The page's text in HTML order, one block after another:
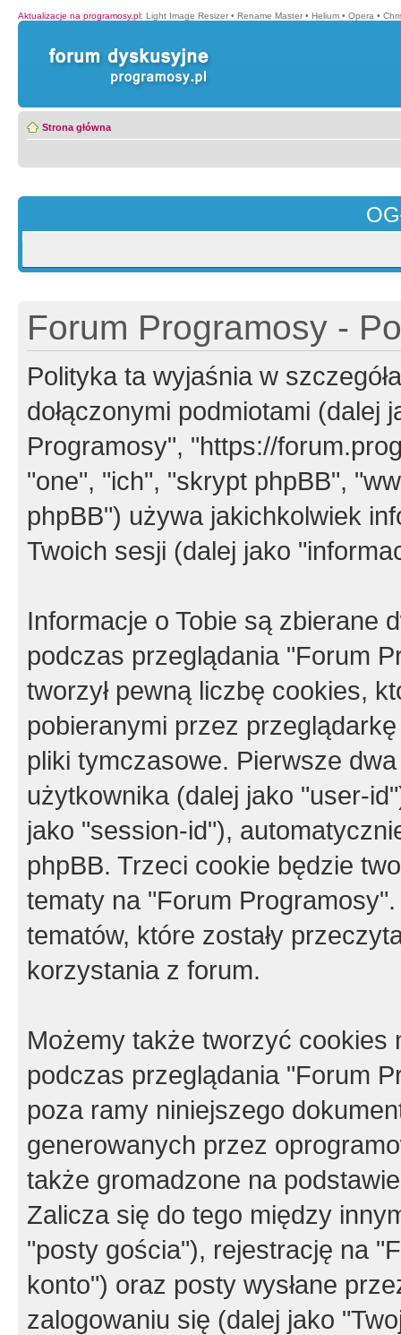
Aktualizacje na programosy.pl: Light Image Resizer • Rename Master • Helium • Opera •
Strona główna
Forum Programosy -
Polityka ta wyjaśnia w
dołączonymi podmiotami (dalej
Programosy", "https://
"one", "ich", "skrypt phpBB",
phpBB") używa jakichkolwiek
Twoich sesji (dalej jako
Informacje o Tobie są zbierane
podczas przeglądania "Forum
tworzył pewną liczbę cookies,
pobieranymi przez
pliki tymczasowe. Pierwsze
użytkownika (dalej jako "user-
jako "session-id"),
phpBB. Trzeci cookie będzie
tematy na "Forum
tematów, które zostały
korzystania z forum.
Możemy także tworzyć cookies
podczas przeglądania "Forum
poza ramy niniejszego
generowanych przez
także gromadzone na
Zalicza się do tego między
"posty gościa"), rejestrację na
konto") oraz posty wysłane
zalogowaniu się (dalej jako